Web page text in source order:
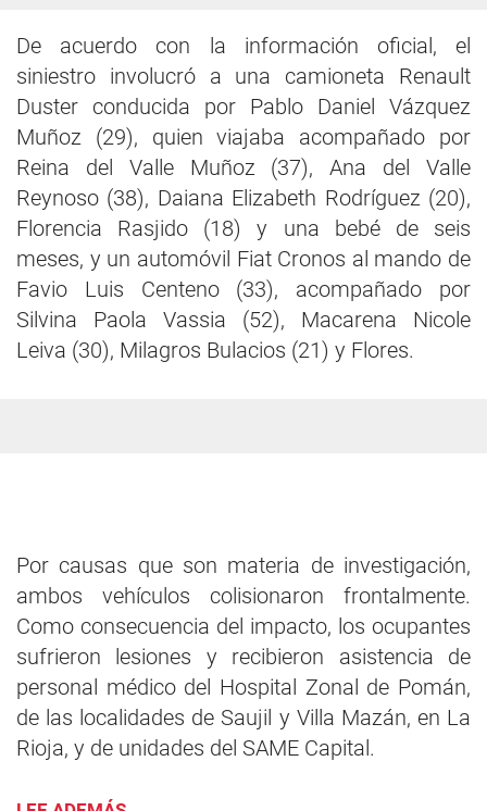
De acuerdo con la información oficial, el
siniestro involucró a una camioneta Renault
Duster conducida por Pablo Daniel Vázquez
Muñoz (29), quien viajaba acompañado por
Reina del Valle Muñoz (37), Ana del Valle
Reynoso (38), Daiana Elizabeth Rodríguez (20),
Florencia Rasjido (18) y una bebé de seis
meses, y un automóvil Fiat Cronos al mando de
Favio Luis Centeno (33), acompañado por
Silvina Paola Vassia (52), Macarena Nicole
Leiva (30), Milagros Bulacios (21) y Flores.
Por causas que son materia de investigación,
ambos vehículos colisionaron frontalmente.
Como consecuencia del impacto, los ocupantes
sufrieron lesiones y recibieron asistencia de
personal médico del Hospital Zonal de Pomán,
de las localidades de Saujil y Villa Mazán, en La
Rioja, y de unidades del SAME Capital.